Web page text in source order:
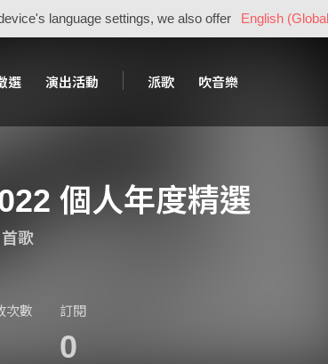
language settings, we also offer English
選 演出活動 派歌 吹音樂
個人年度精選
歌
次數 訂閱
0